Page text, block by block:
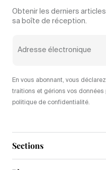
Sections
Obtenir les derniers
sa boîte de réception.
En vous abonnant, vous
traitions et gérions vos
politique de confidentialité.